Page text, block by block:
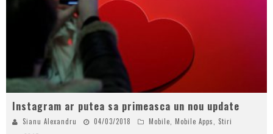
Instagram ar putea sa primeasca un nou update
Sianu Alexandru 04/03/2018 Mobile, Mobile Apps, Stiri